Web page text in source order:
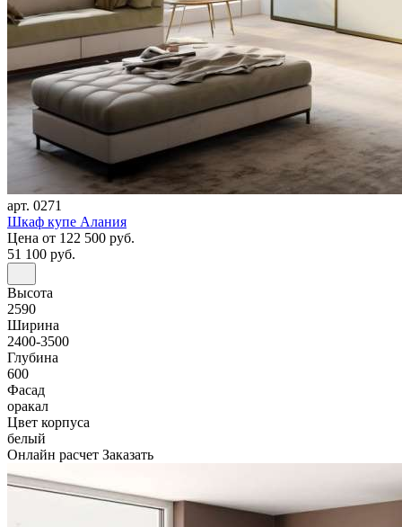
арт. 0271
Шкаф купе Алания
Цена от 122 500 руб.
51 100 руб.
Высота
2590
Ширина
2400-3500
Глубина
600
Фасад
оракал
Цвет корпуса
белый
Онлайн расчет Заказать